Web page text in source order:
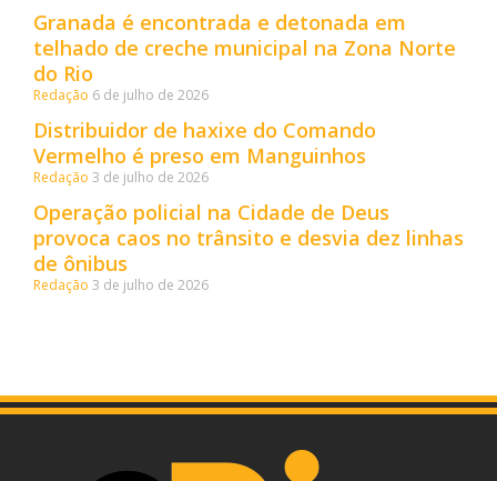
Granada é encontrada e detonada em
telhado de creche municipal na Zona Norte
do Rio
Redação 6 de julho de 2026
Distribuidor de haxixe do Comando
Vermelho é preso em Manguinhos
Redação 3 de julho de 2026
Operação policial na Cidade de Deus
provoca caos no trânsito e desvia dez linhas
de ônibus
Redação 3 de julho de 2026